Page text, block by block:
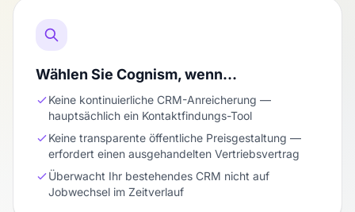
Wählen Sie Cognism, wenn…
Keine kontinuierliche CRM-Anreicherung —
hauptsächlich ein Kontaktfindungs-Tool
Keine transparente öffentliche Preisgestaltung —
erfordert einen ausgehandelten Vertriebsvertrag
Überwacht Ihr bestehendes CRM nicht auf
Jobwechsel im Zeitverlauf